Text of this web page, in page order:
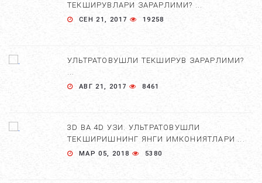
ТЕКШИРУВЛАРИ ЗАРАРЛИМИ? ...
СЕН 21, 2017 19258
УЛЬТРАТОВУШЛИ ТЕКШИРУВ ЗАРАРЛИМИ?
...
АВГ 21, 2017 8461
3D ВА 4D УЗИ. УЛЬТРАТОВУШЛИ
ТЕКШИРИШНИНГ ЯНГИ ИМКОНИЯТЛАРИ ...
МАР 05, 2018 5380